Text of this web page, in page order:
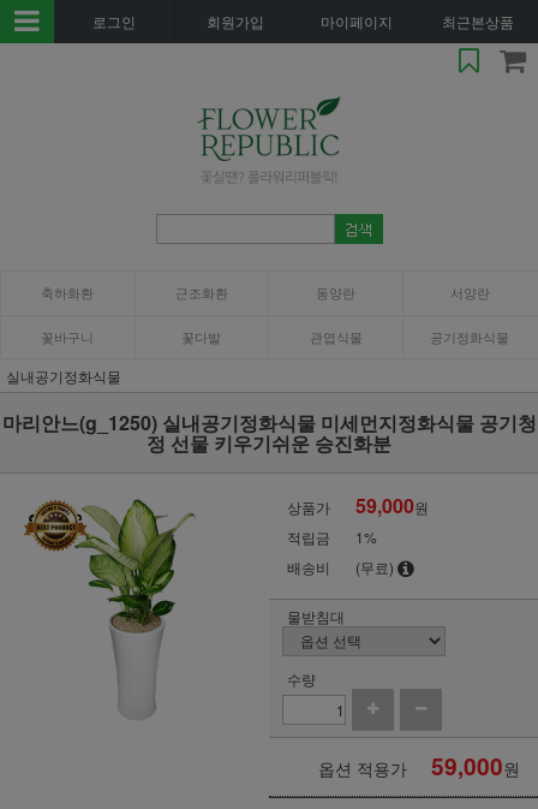
로그인 회원가입 마이페이지 최근본상품
축하화환 근조화환 동양란 서양란
꽃바구니 꽃다발 관엽식물 공기정화식물
실내공기정화식물
마리안느(g_1250) 실내공기정화식물 미세먼지정화식물 공기청
정 선물 키우기쉬운 승진화분
상품가 59,000원
적립금
1%
배송비
(무료)
물받침대
수량
옵션 적용가 59,000원